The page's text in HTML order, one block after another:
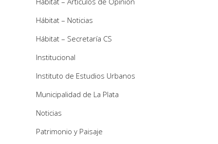
Hábitat – Noticias
Hábitat – Secretaría CS
Institucional
Instituto de Estudios Urbanos
Municipalidad de La Plata
Noticias
Patrimonio y Paisaje